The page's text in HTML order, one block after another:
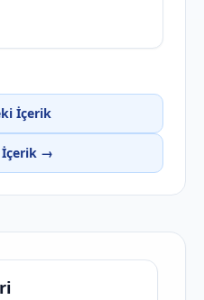
İçerik
İçerik →